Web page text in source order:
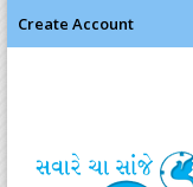
Create Account